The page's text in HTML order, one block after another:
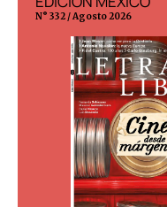
N° 332 / Agosto 2026